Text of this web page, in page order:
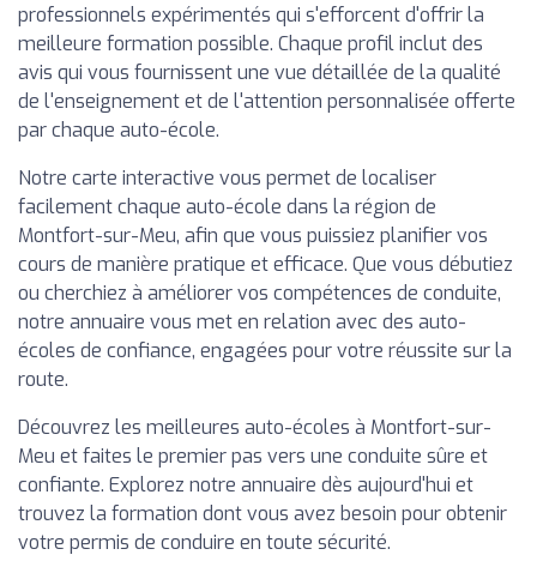
professionnels expérimentés qui s'efforcent d'offrir la
meilleure formation possible. Chaque profil inclut des
avis qui vous fournissent une vue détaillée de la qualité
de l'enseignement et de l'attention personnalisée offerte
par chaque auto-école.
Notre carte interactive vous permet de localiser
facilement chaque auto-école dans la région de
Montfort-sur-Meu, afin que vous puissiez planifier vos
cours de manière pratique et efficace. Que vous débutiez
ou cherchiez à améliorer vos compétences de conduite,
notre annuaire vous met en relation avec des auto-
écoles de confiance, engagées pour votre réussite sur la
route.
Découvrez les meilleures auto-écoles à Montfort-sur-
Meu et faites le premier pas vers une conduite sûre et
confiante. Explorez notre annuaire dès aujourd'hui et
trouvez la formation dont vous avez besoin pour obtenir
votre permis de conduire en toute sécurité.